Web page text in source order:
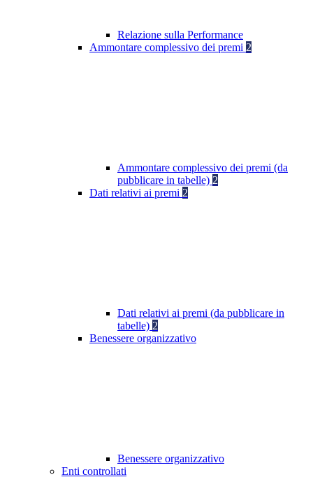
Relazione sulla Performance
Ammontare complessivo dei premi 2
Ammontare complessivo dei premi (da
pubblicare in tabelle) 2
Dati relativi ai premi 2
Dati relativi ai premi (da pubblicare in
tabelle) 2
Benessere organizzativo
Benessere organizzativo
Enti controllati